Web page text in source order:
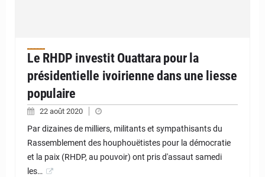
Le RHDP investit Ouattara pour la
présidentielle ivoirienne dans une liesse
populaire
22 août 2020
Par dizaines de milliers, militants et sympathisants du
Rassemblement des houphouëtistes pour la démocratie
et la paix (RHDP, au pouvoir) ont pris d'assaut samedi
les…